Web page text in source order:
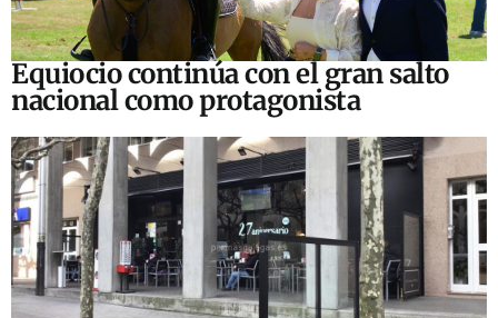
Equiocio continúa con el gran salto
nacional como protagonista